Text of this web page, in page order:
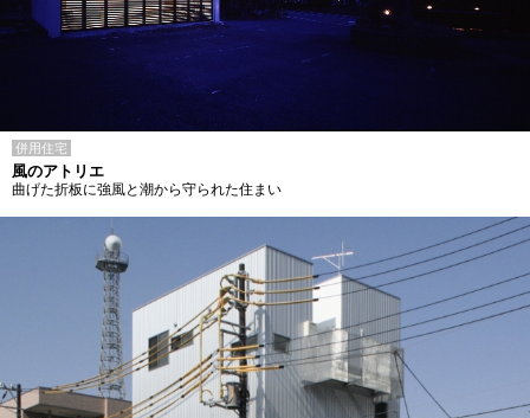
併用住宅
風のアトリエ
曲げた折板に強風と潮から守られた住まい